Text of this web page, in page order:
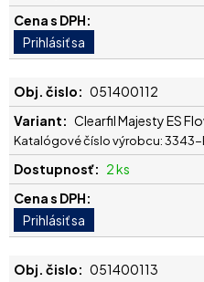
051400112
Clearfil Majesty ES
Katalógové číslo výrobcu: 3343-
2 ks
051400113